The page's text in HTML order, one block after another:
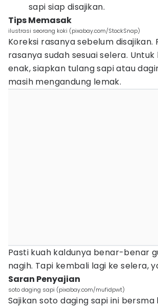
sapi siap disajikan.
Tips Memasak
ilustrasi seorang koki (pixabay.com/StockSnap)
Koreksi rasanya sebelum disajikan.
rasanya sudah sesuai selera. Untuk
enak, siapkan tulang sapi atau
masih mengandung lemak.
Pasti kuah kaldunya benar-benar
nagih. Tapi kembali lagi ke selera,
Saran Penyajian
soto daging sapi (pixabay.com/mufidpwt)
Sajikan soto daging sapi ini